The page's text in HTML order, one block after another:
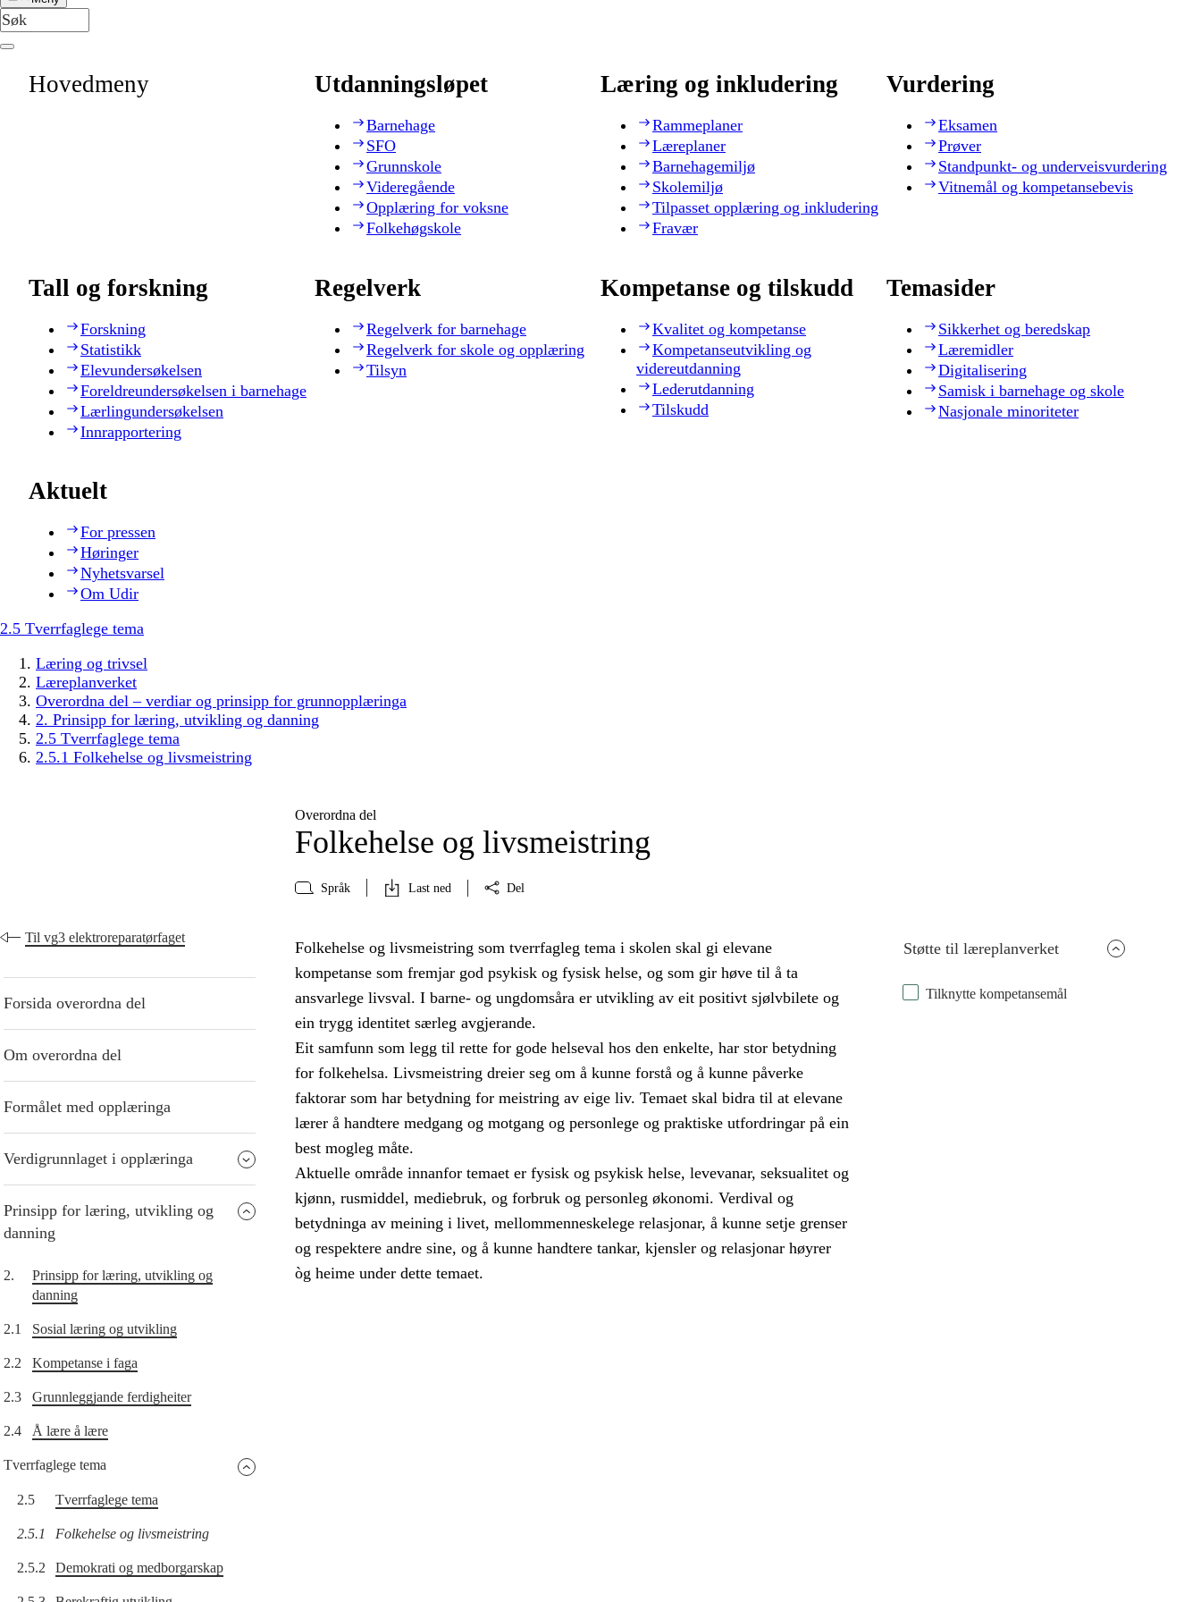
Hovedmeny Utdanningsløpet
Barnehage
SFO
Grunnskole
Videregående
Opplæring for voksne
Folkehøgskole
Læring og inkludering
Rammeplaner
Læreplaner
Barnehagemiljø
Skolemiljø
Tilpasset opplæring og inkludering
Fravær
Vurdering
Eksamen
Prøver
Standpunkt- og underveisvurdering
Vitnemål og kompetansebevis
Tall og forskning
Forskning
Statistikk
Elevundersøkelsen
Foreldreundersøkelsen i barnehage
Lærlingundersøkelsen
Innrapportering
Regelverk
Regelverk for barnehage
Regelverk for skole og opplæring
Tilsyn
Kompetanse og tilskudd
Kvalitet og kompetanse
Kompetanseutvikling og
videreutdanning
Lederutdanning
Tilskudd
Temasider
Sikkerhet og beredskap
Læremidler
Digitalisering
Samisk i barnehage og skole
Nasjonale minoriteter
Aktuelt
For pressen
Høringer
Nyhetsvarsel
Om Udir
2.5 Tverrfaglege tema
Læring og trivsel
Læreplanverket
Overordna del – verdiar og prinsipp for grunnopplæringa
2. Prinsipp for læring, utvikling og danning
2.5 Tverrfaglege tema
2.5.1 Folkehelse og livsmeistring
Overordna del
Folkehelse og livsmeistring
Språk Last ned Del
Til vg3 elektroreparatørfaget
Forsida overordna del
Om overordna del
Formålet med opplæringa
Verdigrunnlaget i opplæringa
Prinsipp for læring, utvikling og
danning
2.
Prinsipp for læring, utvikling og
danning
2.1 Sosial læring og utvikling
2.2 Kompetanse i faga
2.3 Grunnleggjande ferdigheiter
2.4 Å lære å lære
Tverrfaglege tema
2.5 Tverrfaglege tema
2.5.1 Folkehelse og livsmeistring
2.5.2 Demokrati og medborgarskap
Støtte til læreplanverket
Tilknytte kompetansemål
Folkehelse og livsmeistring som tverrfagleg tema i skolen skal gi elevane
kompetanse som fremjar god psykisk og fysisk helse, og som gir høve til å ta
ansvarlege livsval. I barne- og ungdomsåra er utvikling av eit positivt sjølvbilete og
ein trygg identitet særleg avgjerande.
Eit samfunn som legg til rette for gode helseval hos den enkelte, har stor betydning
for folkehelsa. Livsmeistring dreier seg om å kunne forstå og å kunne påverke
faktorar som har betydning for meistring av eige liv. Temaet skal bidra til at elevane
lærer å handtere medgang og motgang og personlege og praktiske utfordringar på ein
best mogleg måte.
Aktuelle område innanfor temaet er fysisk og psykisk helse, levevanar, seksualitet og
kjønn, rusmiddel, mediebruk, og forbruk og personleg økonomi. Verdival og
betydninga av meining i livet, mellommenneskelege relasjonar, å kunne setje grenser
og respektere andre sine, og å kunne handtere tankar, kjensler og relasjonar høyrer
òg heime under dette temaet.